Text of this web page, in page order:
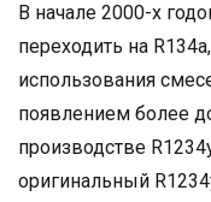
В начале 2000-х
переходить на
использования
появлением более
производстве
оригинальный